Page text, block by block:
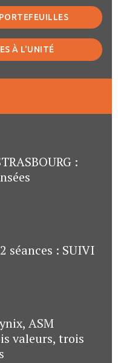
À L'UNITÉ
:
séances : SUIVI
ASM
valeurs, trois